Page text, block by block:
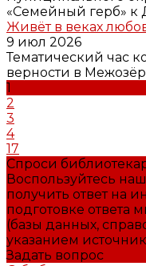
«Семейный герб» к
Живёт в веках
9 июл 2026
Тематический час
верности в
1
2
3
4
17
Спроси
Воспользуйтесь
получить ответ на
подготовке ответа
(базы данных,
указанием
Задать вопрос